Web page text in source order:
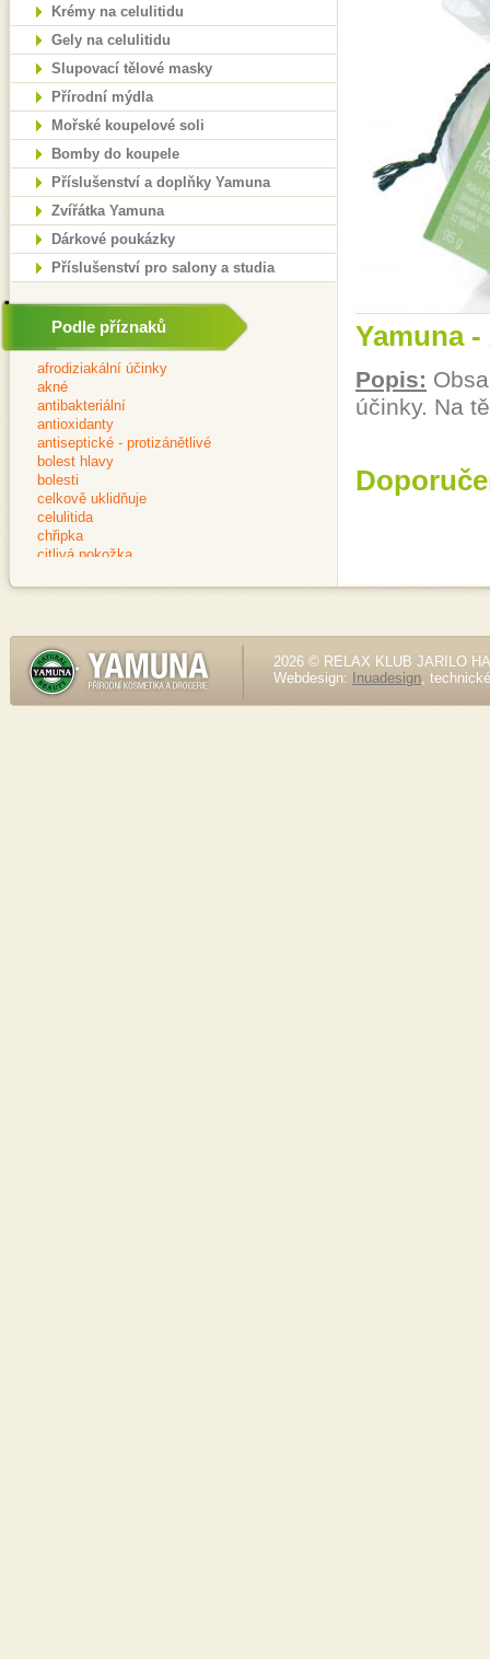
Krémy na celulitidu
Gely na celulitidu
Slupovací tělové masky
Přírodní mýdla
Mořské koupelové soli
Bomby do koupele
Příslušenství a doplňky Yamuna
Zvířátka Yamuna
Dárkové poukázky
Příslušenství pro salony a studia
Podle příznaků Yamuna
Popis:
účinky. Na
2026 © RELAX KLUB JARILO
Webdesign:
Inuadesign,